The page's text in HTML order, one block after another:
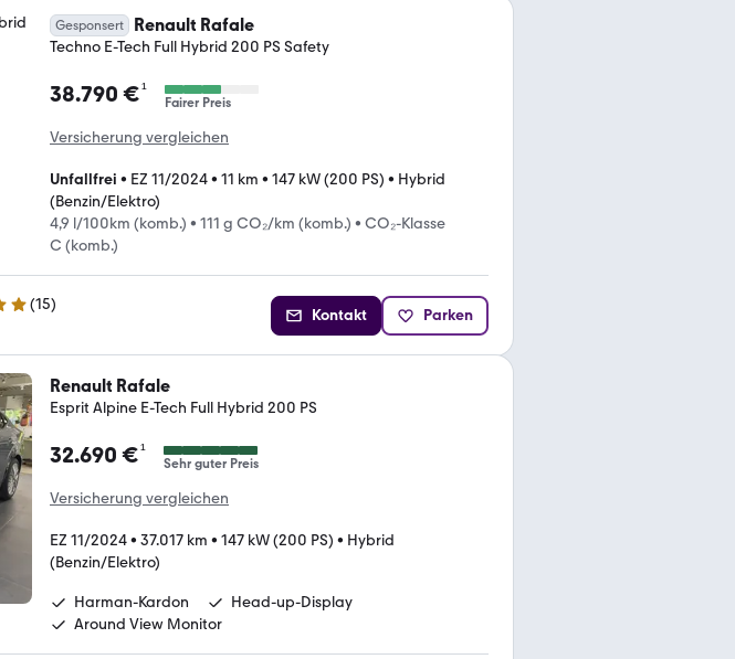
Gesponsert Renault Rafale
Techno E-Tech Full Hybrid 200 PS Safety
38.790 €¹
Fairer Preis
Versicherung vergleichen
Unfallfrei • EZ 11/2024• 11 km • 147 kW (200 PS) • Hybrid
(Benzin/Elektro)
4,9 l/100km (komb.) • 111 g CO₂/km (komb.) • CO₂-Klasse
C (komb.)
(15)
Kontakt Parken
Renault Rafale
Esprit Alpine E-Tech Full Hybrid 200 PS
32.690 €¹
Sehr guter Preis
Versicherung vergleichen
EZ 11/2024• 37.017 km • 147 kW (200 PS) • Hybrid
(Benzin/Elektro)
Harman-Kardon
Head-up-Display
Around View Monitor